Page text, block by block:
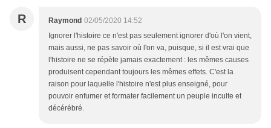
R Raymond 02/05/2020 14:52
Ignorer l'histoire ce n'est pas seulement ignorer d'où l'on vient,
mais aussi, ne pas savoir où l'on va, puisque, si il est vrai que
l'histoire ne se répète jamais exactement : les mêmes causes
produisent cependant toujours les mêmes effets. C'est la
raison pour laquelle l'histoire n'est plus enseigné, pour
pouvoir enfumer et formater facilement un peuple inculte et
décérébré.